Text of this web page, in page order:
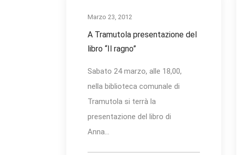
Marzo 23, 2012
A Tramutola presentazione del
libro “Il ragno”
Sabato 24 marzo, alle 18,00,
nella biblioteca comunale di
Tramutola si terrà la
presentazione del libro di
Anna...